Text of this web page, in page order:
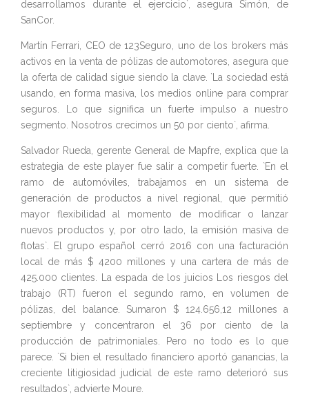
desarrollamos durante el ejercicio`, asegura Simón, de
SanCor.
Martín Ferrari, CEO de 123Seguro, uno de los brokers más
activos en la venta de pólizas de automotores, asegura que
la oferta de calidad sigue siendo la clave. `La sociedad está
usando, en forma masiva, los medios online para comprar
seguros. Lo que significa un fuerte impulso a nuestro
segmento. Nosotros crecimos un 50 por ciento`, afirma.
Salvador Rueda, gerente General de Mapfre, explica que la
estrategia de este player fue salir a competir fuerte. `En el
ramo de automóviles, trabajamos en un sistema de
generación de productos a nivel regional, que permitió
mayor flexibilidad al momento de modificar o lanzar
nuevos productos y, por otro lado, la emisión masiva de
flotas`. El grupo español cerró 2016 con una facturación
local de más $ 4200 millones y una cartera de más de
425.000 clientes. La espada de los juicios Los riesgos del
trabajo (RT) fueron el segundo ramo, en volumen de
pólizas, del balance. Sumaron $ 124.656,12 millones a
septiembre y concentraron el 36 por ciento de la
producción de patrimoniales. Pero no todo es lo que
parece. `Si bien el resultado financiero aportó ganancias, la
creciente litigiosidad judicial de este ramo deterioró sus
resultados`, advierte Moure.